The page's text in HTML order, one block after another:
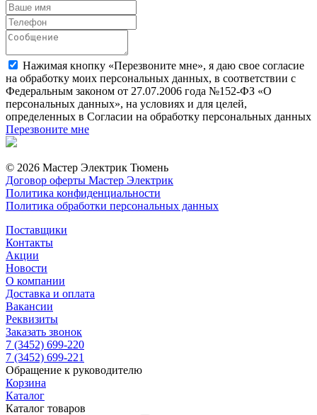
Нажимая кнопку «Перезвоните мне», я даю свое согласие
на обработку моих персональных данных, в соответствии с
Федеральным законом от 27.07.2006 года №152-ФЗ «О
персональных данных», на условиях и для целей,
определенных в Согласии на обработку персональных данных
Перезвоните мне
© 2026 Мастер Электрик Тюмень
Договор оферты Мастер Электрик
Политика конфиденциальности
Политика обработки персональных данных
Поставщики
Контакты
Акции
Новости
О компании
Доставка и оплата
Вакансии
Реквизиты
Заказать звонок
7 (3452) 699-220
7 (3452) 699-221
Обращение к руководителю
Корзина
Каталог
Каталог товаров